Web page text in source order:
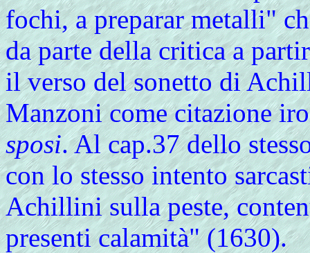
fochi, a preparar metalli"
da parte della critica a
il verso del sonetto di
Manzoni come citazione
sposi. Al cap.37 dello
con lo stesso intento
Achillini sulla peste,
presenti calamità" (1630).